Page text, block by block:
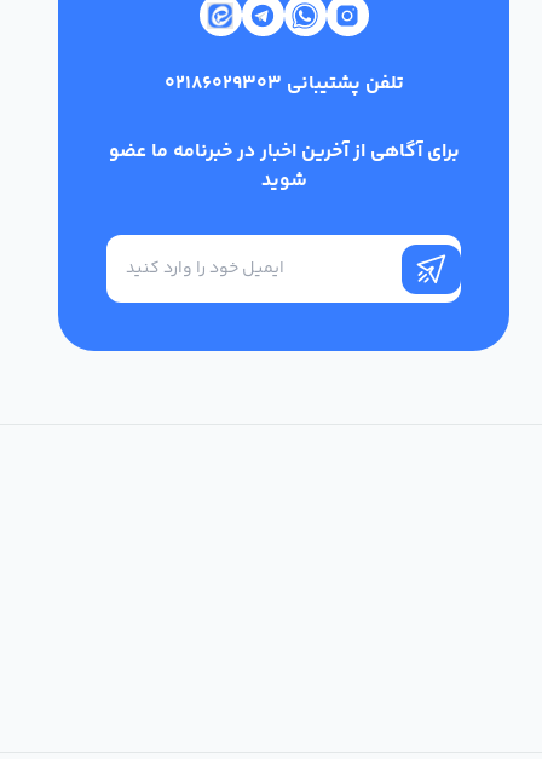
تلفن پشتیبانی 02186029303
برای آگاهی از آخرین اخبار در خبرنامه ما عضو
شوید